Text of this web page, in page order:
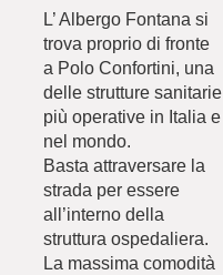
L’ Albergo Fontana si
trova proprio di fronte
a Polo Confortini, una
delle strutture sanitarie
più operative in Italia e
nel mondo.
Basta attraversare la
strada per essere
all’interno della
struttura ospedaliera.
La massima comodità